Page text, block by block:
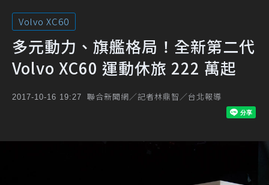
Volvo XC60
多元動力、旗艦格局！全新第二代
Volvo XC60 運動休旅 222 萬起
2017-10-16 19:27 聯合新聞網／記者林鼎智／台北報導